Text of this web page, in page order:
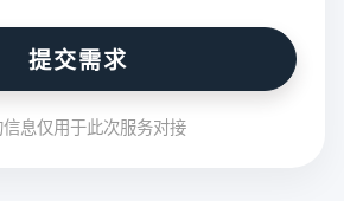
提交需求
信息仅用于此次服务对接